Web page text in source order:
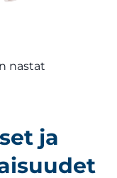
nastat
ja